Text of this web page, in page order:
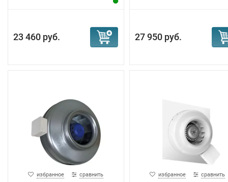
23 460 руб. 27 950 руб.
избранное сравнить избранное сравнить